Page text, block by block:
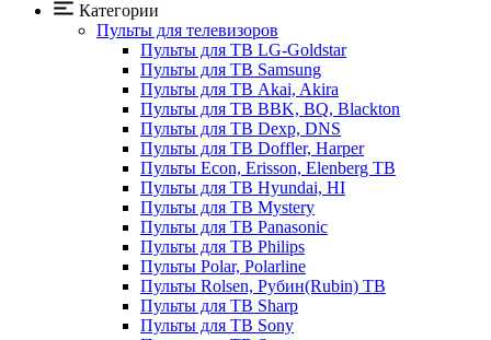
Категории
Пульты для телевизоров
Пульты для ТВ LG-Goldstar
Пульты для ТВ Samsung
Пульты для ТВ Akai, Akira
Пульты для ТВ BBK, BQ, Blackton
Пульты для ТВ Dexp, DNS
Пульты для ТВ Doffler, Harper
Пульты Econ, Erisson, Elenberg ТВ
Пульты для ТВ Hyundai, HI
Пульты для ТВ Mystery
Пульты для ТВ Panasonic
Пульты для ТВ Philips
Пульты Polar, Polarline
Пульты Rolsen, Рубин(Rubin) ТВ
Пульты для ТВ Sharp
Пульты для ТВ Sony